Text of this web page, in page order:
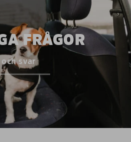
FRÅGOR
och svar